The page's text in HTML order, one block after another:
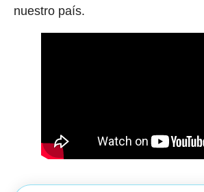
nuestro país.